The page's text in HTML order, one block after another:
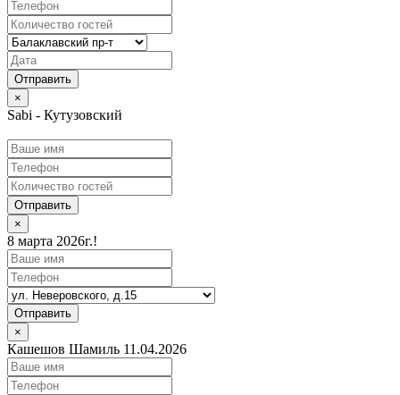
×
Sabi - Кутузовский
Отправить
×
8 марта 2026г.!
Отправить
×
Кашешов Шамиль 11.04.2026